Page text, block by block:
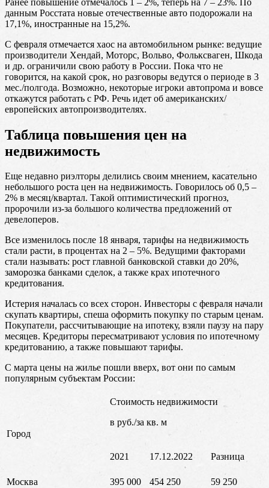
данным Росстата новые отечественные авто подорожали на
17,1%, иностранные на 15,2%.
С февраля отмечается хаос на автомобильном рынке: ведущие
производители Хендай, Моторс, Вольво, Фольксваген, Шкода
и др. ограничили свою работу в России. Пока что не
говорится, на какой срок, но разговоры ведутся о периоде в 3
мес./полгода. Возможно, некоторые игроки автопрома и вовсе
откажутся работать с РФ. Речь идет об американских/
европейских автопроизводителях.
Таблица повышения цен на
недвижимость
Еще недавно риэлторы делились своим мнением, касательно
небольшого роста цен на недвижимость. Говорилось об 0,5 –
2% в месяц/квартал. Такой оптимистический прогноз,
пророчили из-за большого количества предложений от
девелоперов.
Все изменилось после 18 января, тарифы на недвижимость
стали расти, в процентах на 2 – 5%. Ведущими факторами
стали называть: рост главной банковской ставки до 20%,
заморозка банками сделок, а также крах ипотечного
кредитования.
Истерия началась со всех сторон. Инвесторы с февраля начали
скупать квартиры, спеша оформить покупку по старым ценам.
Покупатели, рассчитывающие на ипотеку, взяли паузу на пару
месяцев. Кредиторы пересматривают условия по ипотечному
кредитованию, а также повышают тарифы.
С марта цены на жилье пошли вверх, вот они по самым
популярным субъектам России:
Город
Стоимость недвижимости
в руб./за кв. м
2021 17.12.2022 Разница
Москва 395 000 454 250 59 250